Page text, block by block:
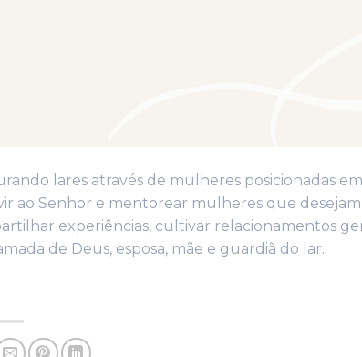
lares através de mulheres posicionadas
ao Senhor e mentorear mulheres que desejam
experiências, cultivar relacionamentos
de Deus, esposa, mãe e guardiã do lar.